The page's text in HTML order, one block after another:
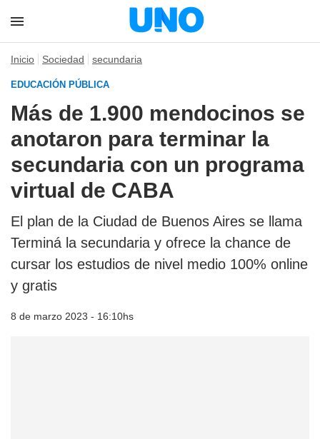
Inicio Sociedad secundaria
EDUCACIÓN PÚBLICA
Más de 1.900 mendocinos se
anotaron para terminar la
secundaria con un programa
virtual de CABA
El plan de la Ciudad de Buenos Aires se llama
Terminá la secundaria y ofrece la chance de
cursar los estudios de nivel medio 100% online
y gratis
8 de marzo 2023 - 16:10hs